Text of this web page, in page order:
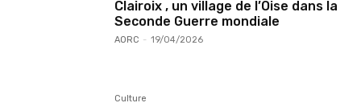
Clairoix , un village de l’Oise dans la
Seconde Guerre mondiale
AORC - 19/04/2026
Culture